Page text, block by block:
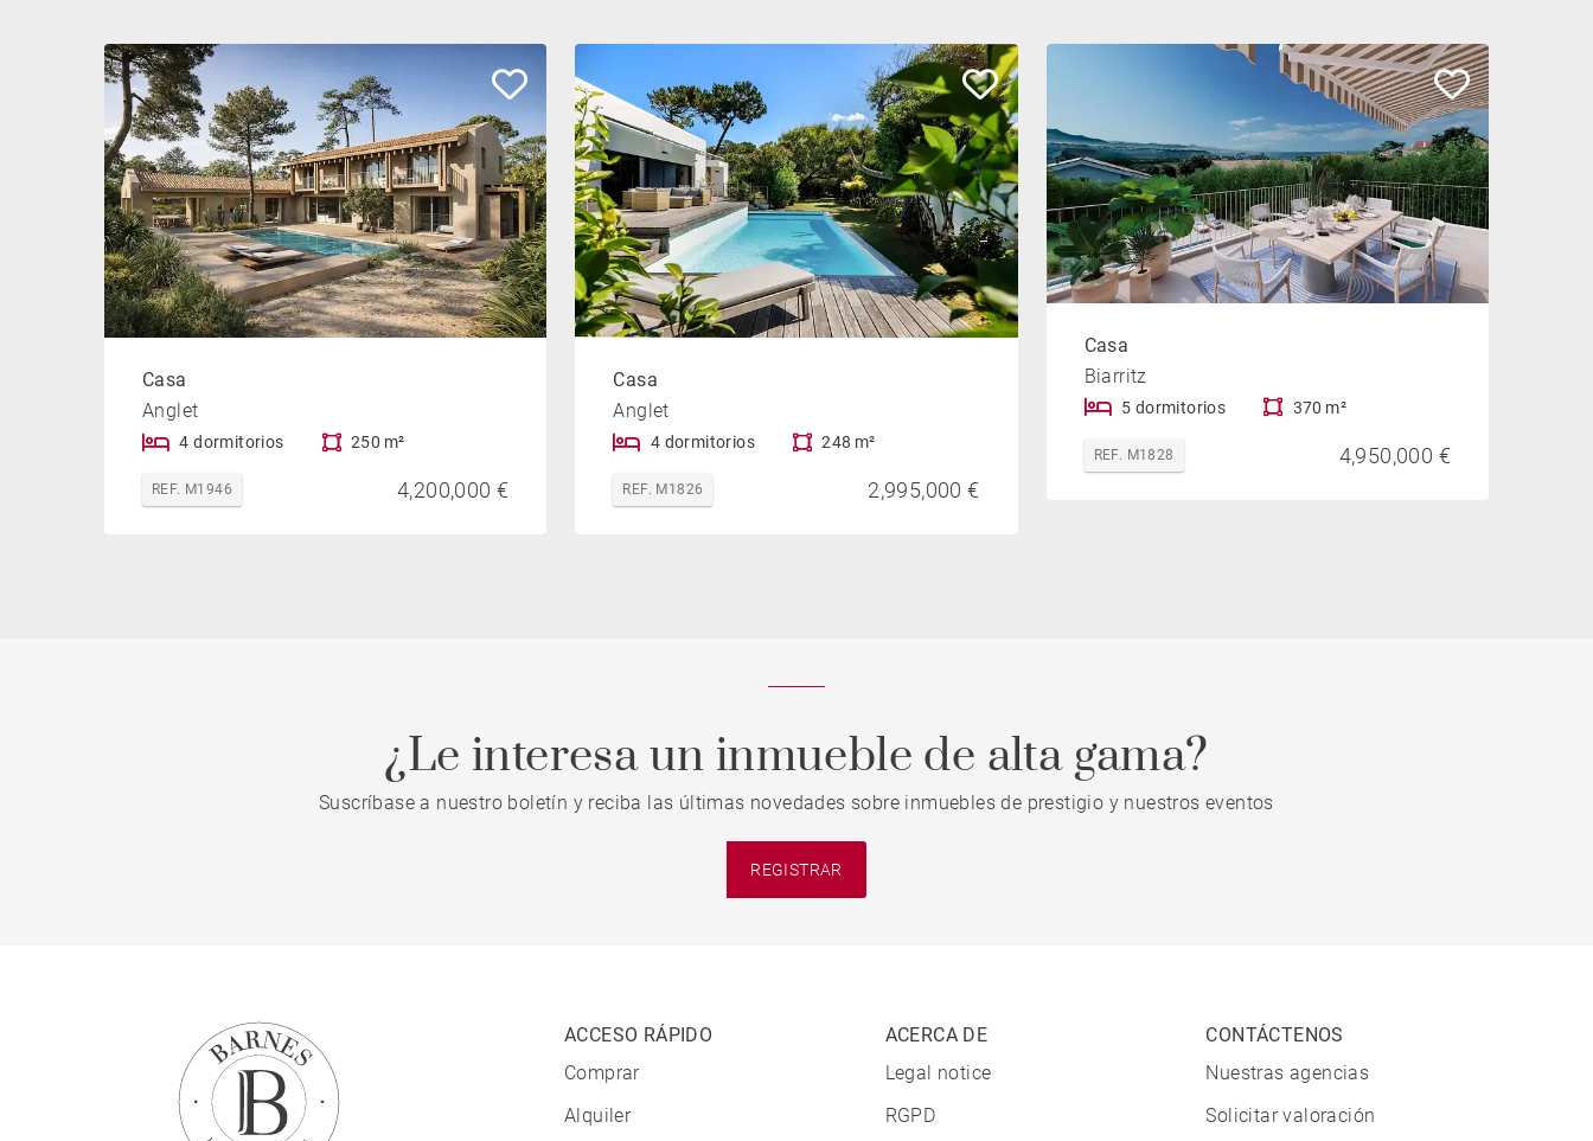
Casa
Anglet
4 dormitorios 250 m²
REF. M1946 4,200,000 €
Casa
Anglet
4 dormitorios 248 m²
REF. M1826 2,995,000 €
Casa
Biarritz
5 dormitorios 370 m²
REF. M1828 4,950,000 €
¿Le interesa un inmueble de alta gama?
Suscríbase a nuestro boletín y reciba las últimas novedades sobre inmuebles de prestigio y nuestros eventos
REGISTRAR
ACCESO RÁPIDO
Comprar
Alquiler
ACERCA DE
Legal notice
RGPD
CONTÁCTENOS
Nuestras agencias
Solicitar valoración